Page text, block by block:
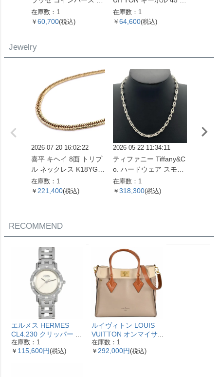
インケース キャビアス
キン ブラック ゴールド
在庫数：1
￥ 60,700(税込)
ストンバッグ モノグラ
ム キャンバス M41428
在庫数：1
￥ 64,600(税込)
Jewelry
2026-07-20 16:02:22
喜平 キヘイ 8面 トリプ
ル ネックレス K18YG 1
0.4g【中古】
在庫数：1
￥ 221,400(税込)
2026-05-22 11:34:11
ティファニー Tiffany&C
o. ハードウェア スモー
ルリンク ネックレス 60
153093 SV925 42.4g シ
在庫数：1
￥ 318,300(税込)
RECOMMEND
エルメス HERMES
CL4.230 クリッパー ナ
クレ 腕時計 シェル文字
盤 ベゼル12Pダイヤ レ
在庫数：1
￥ 115,600円(税込)
ルイヴィトン LOUIS
VUITTON オンマイサ
イドMM ハンドバッグ
2WAY レザー M53825
在庫数：1
￥ 292,000円(税込)